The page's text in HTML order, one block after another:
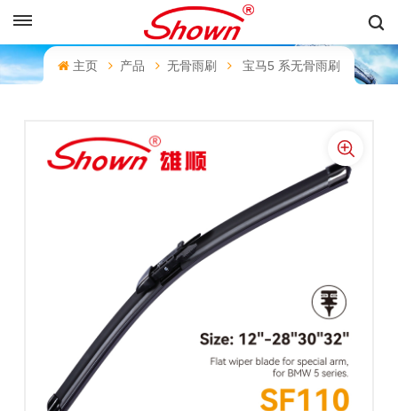
Pусский
Español
主页 产品 无骨雨刷 宝马5 系无骨雨刷